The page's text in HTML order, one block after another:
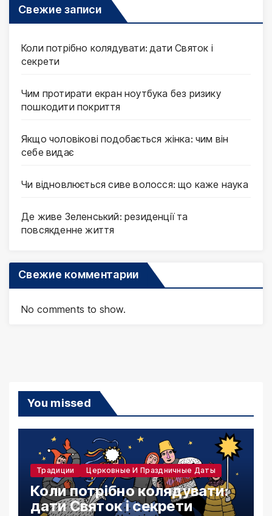
Свежие записи
Коли потрібно колядувати: дати Святок і
секрети
Чим протирати екран ноутбука без ризику
пошкодити покриття
Якщо чоловікові подобається жінка: чим він
себе видає
Чи відновлюється сиве волосся: що каже наука
Де живе Зеленський: резиденції та
повсякденне життя
Свежие комментарии
No comments to show.
You missed
Традиции Церковные И Праздничные Даты
Коли потрібно колядувати:
дати Святок і секрети